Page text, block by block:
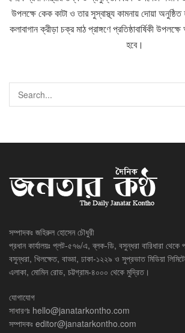
উপলক্ষে কেক কাটা ও তার সুস্বাস্থ্য কামনায় দোয়া
কলাবাগান ক্রীড়া চক্র মাঠ প্রাঙ্গণে প্রতিষ্ঠাবার্ষিকী
হবে।
সম্পাদকঃ জহিরুল হোসেন চৌধুরী
প্রধান কার্যালয়ঃ প্লট-৫৭৬/এ, ব্লক-ডি, বসুন্ধরা বারিধারা
বসুন্ধরা, খিলক্ষেত, বাড্ডা, ঢাকা-১২২৯ ও সুপ্রভাত মিডিয়া
এলাকা, মোমিন রোড, চট্টগ্রাম-৪০০০ থেকে মুদ্রিত।
যোগাযোগ
সাধারণঃ hello@janatarkontho.com
সম্পাদকঃ editor@janatarkontho.com